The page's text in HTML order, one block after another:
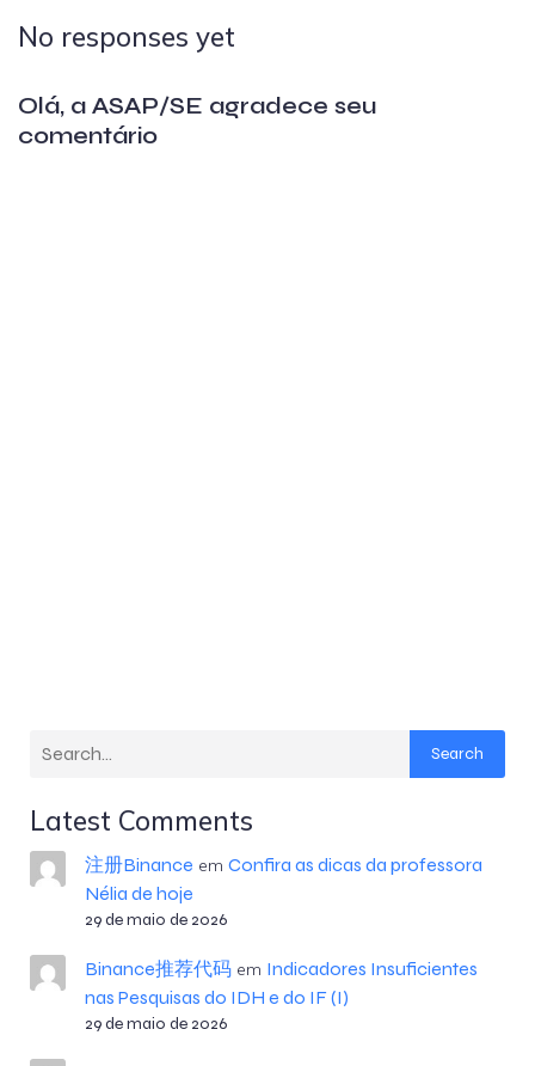
No responses yet
Olá, a ASAP/SE agradece seu
comentário
Search
Latest Comments
注册Binance em Confira as dicas da professora
Nélia de hoje
29 de maio de 2026
Binance推荐代码em Indicadores Insuficientes
nas Pesquisas do IDH e do IF (I)
29 de maio de 2026